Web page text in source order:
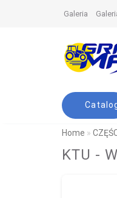
Galeria
Home
KTU -